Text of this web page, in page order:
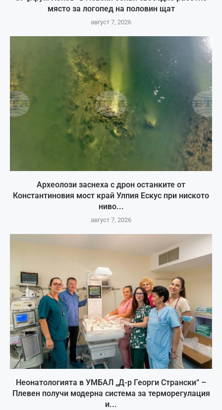
място за логопед на половин щат
август 7, 2026
Археолози заснеха с дрон останките от
Константиновия мост край Улпия Ескус при ниското
ниво...
август 7, 2026
Неонатологията в УМБАЛ „Д-р Георги Странски“ –
Плевен получи модерна система за терморегулация
и...